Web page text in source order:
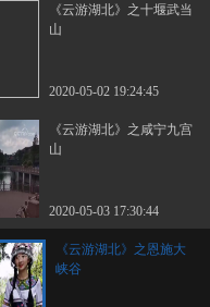
《云游湖北》之十堰武当
山
2020-05-02 19:24:45
《云游湖北》之咸宁九宫
山
2020-05-03 17:30:44
《云游湖北》之恩施大
峡谷